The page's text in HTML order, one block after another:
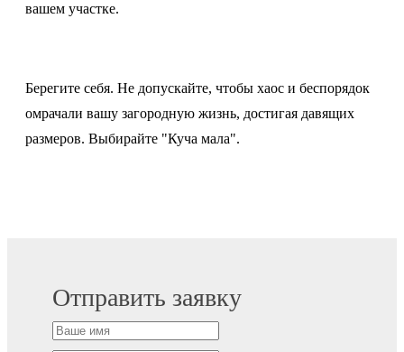
вашем участке.
Берегите себя. Не допускайте, чтобы хаос и беспорядок
омрачали вашу загородную жизнь, достигая давящих
размеров. Выбирайте "Куча мала".
Отправить заявку